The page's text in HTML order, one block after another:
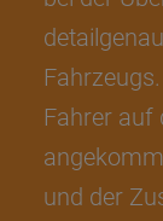
Fahrer auf
und der